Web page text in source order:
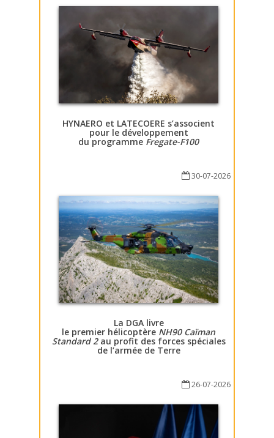
HYNAERO et LATECOERE s’associent
pour le développement
du programme Fregate-F100
30-07-2026
La DGA livre
le premier hélicoptère NH90 Caïman
Standard 2au profit des forces spéciales
de l’armée de Terre
26-07-2026